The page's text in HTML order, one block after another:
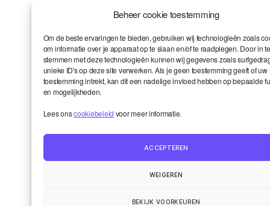
Beheer cookie toestemming
Om de beste ervaringen te bieden, gebruiken wij technologieën zoals
om informatie over je apparaat op te slaan en/of te raadplegen. Door in te
stemmen met deze technologieën kunnen wij gegevens zoals
unieke ID's op deze site verwerken. Als je geen toestemming geeft of uw
toestemming intrekt, kan dit een nadelige invloed hebben op bepaalde
en mogelijkheden.
Lees onscookiebeleid voor meer informatie.
ACCEPTEREN
WEIGEREN
BEKIJK VOORKEUREN
TagsBelgië,samen,Smart,solidariteit,
vennoten
Required fields are marked*